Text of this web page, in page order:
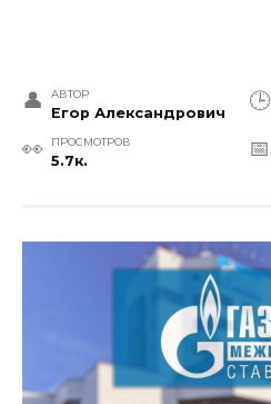
АВТОР
Егор Александрович
ПРОСМОТРОВ
5.7к.